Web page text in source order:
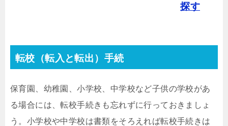
探す
転校（転入と転出）手続
保育園、幼稚園、小学校、中学校など子供の学校があ
る場合には、転校手続きも忘れずに行っておきましょ
う。小学校や中学校は書類をそろえれば転校手続きは